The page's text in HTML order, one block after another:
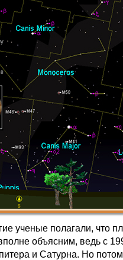
ученые полагали, что
объясним, ведь с
и Сатурна. Но